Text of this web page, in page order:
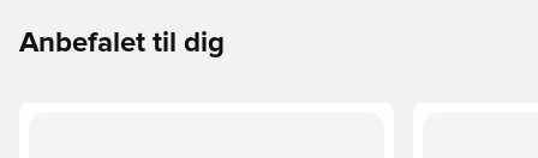
Anbefalet til dig